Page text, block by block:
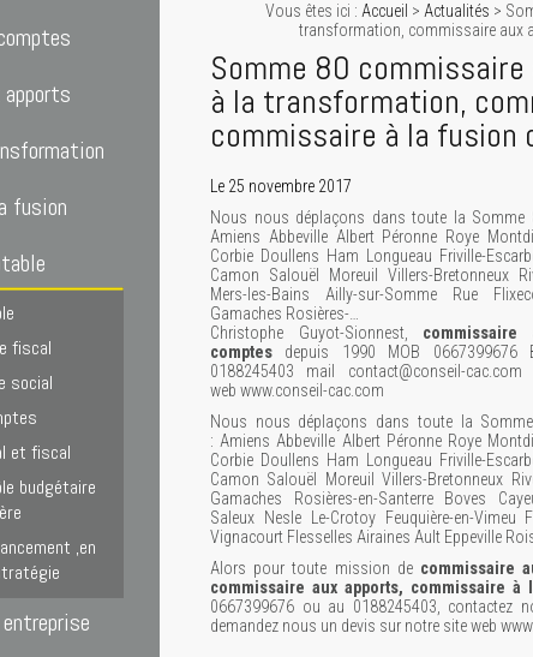
Vous êtes ici : Accueil > Actualités >
transformation, commissaire aux
Somme 80
à la transformation,
commissaire à la fusion
Le 25 novembre 2017
Nous nous déplaçons dans toute la Somme
Amiens Abbeville Albert Péronne Roye
Corbie Doullens Ham Longueau Friville-
Camon Salouël Moreuil Villers-Bretonneux
Mers-les-Bains Ailly-sur-Somme Rue
Gamaches Rosières-…
Christophe Guyot-Sionnest, commissaire
comptes depuis 1990 MOB 0667399676
0188245403 mail contact@conseil-cac.com
web www.conseil-cac.com
Nous nous déplaçons dans toute la
: Amiens Abbeville Albert Péronne Roye
Corbie Doullens Ham Longueau Friville-
Camon Salouël Moreuil Villers-Bretonneux
Gamaches Rosières-en-Santerre Boves
Saleux Nesle Le-Crotoy Feuquière-en-Vimeu
Vignacourt Flesselles Airaines Ault Eppeville
Alors pour toute mission de commissaire
commissaire aux apports, commissaire
0667399676 ou au 0188245403, contactez
demandez nous un devis sur notre site web
fusion
fiscal
social
et fiscal
budgétaire
,en